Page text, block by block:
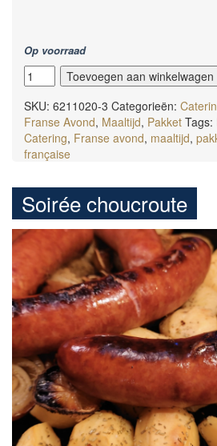
Op voorraad
Soirée
cassoulet
aantal
Toevoegen aan winkelwagen
SKU: 6211020-3 Categorieën:
Franse Avond, Maaltijd, Pakket Tags:
Catering, Franse avond, maaltijd,
française
Soirée choucroute